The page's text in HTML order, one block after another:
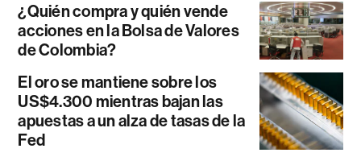
¿Quién compra y quién vende
acciones en la Bolsa de Valores
de Colombia?
El oro se mantiene sobre los
US$4.300 mientras bajan las
apuestas a un alza de tasas de la
Fed